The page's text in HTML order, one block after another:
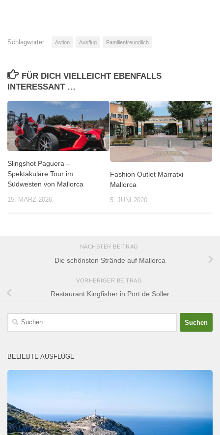
Schlagwörter: Action Ausflug Familienfreundlich
FÜR DICH VIELLEICHT EBENFALLS
INTERESSANT …
Slingshot Paguera –
Spektakuläre Tour im
Südwesten von Mallorca
15. MÄRZ 2026
Fashion Outlet Marratxi
Mallorca
5. JUNI 2020
NÄCHSTER BEITRAG
Die schönsten Strände auf Mallorca
VORHERIGER BEITRAG
Restaurant Kingfisher in Port de Soller
Suchen
BELIEBTE AUSFLÜGE